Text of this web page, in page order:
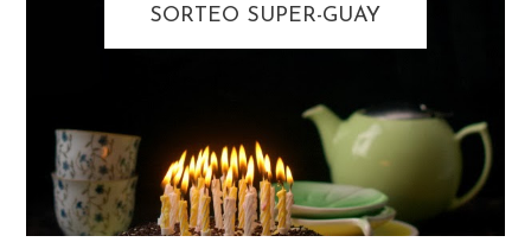
SORTEO SUPER-GUAY